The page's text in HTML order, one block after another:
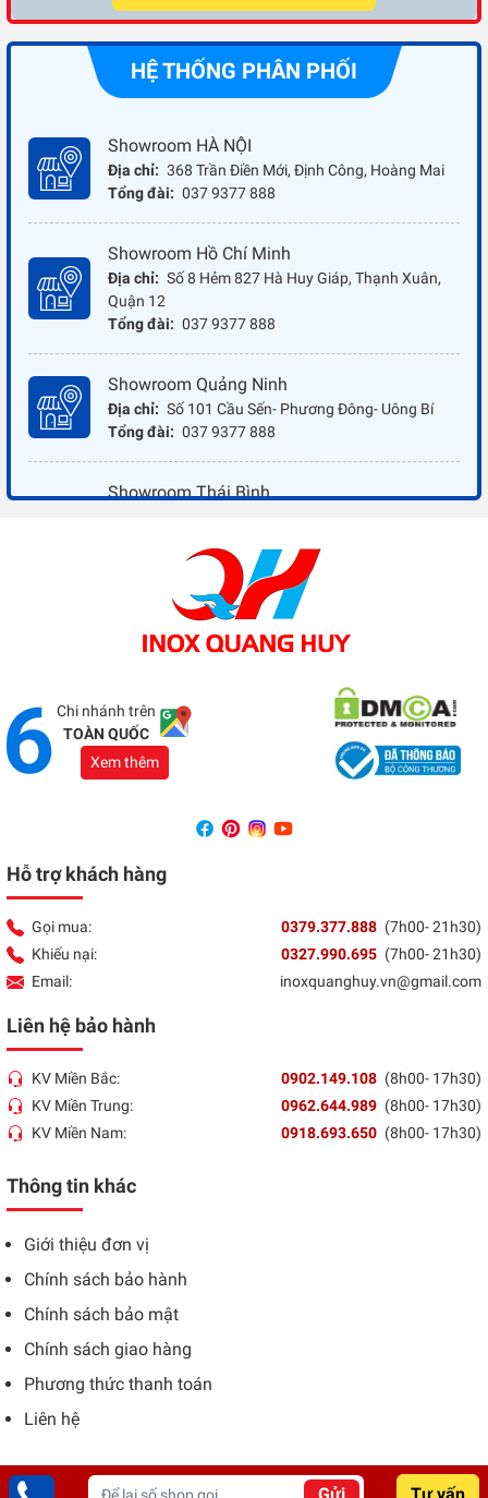
HỆ THỐNG PHÂN PHỐI
Showroom HÀ NỘI
Địa chỉ: 368 Trần Điền Mới, Định Công, Hoàng Mai
Tổng đài: 037 9377 888
Showroom Hồ Chí Minh
Địa chỉ: Số 8 Hẻm 827 Hà Huy Giáp, Thạnh Xuân,
Quận 12
Tổng đài: 037 9377 888
Showroom Quảng Ninh
Địa chỉ: Số 101 Cầu Sến- Phương Đông- Uông Bí
Tổng đài: 037 9377 888
Showroom Thái Bình
037 9377 888
Showroom Đồng Nai
Địa chỉ: 1066 - QL 51 Tổ 3- Ấp Đồng- Phước Tân-
Chi nhánh trên
TOÀN QUỐC
Xem thêm
Hỗ trợ khách hàng
Gọi mua: 0379.377.888 (7h00- 21h30)
Khiếu nại:
0327.990.695 (7h00- 21h30)
Email:
inoxquanghuy.vn@gmail.com
Liên hệ bảo hành
KV Miền Bắc: 0902.149.108 (8h00- 17h30)
KV Miền Trung:
0962.644.989 (8h00- 17h30)
KV Miền Nam:
0918.693.650 (8h00- 17h30)
Thông tin khác
Giới thiệu đơn vị
Chính sách bảo hành
Chính sách bảo mật
Chính sách giao hàng
Phương thức thanh toán
Liên hệ